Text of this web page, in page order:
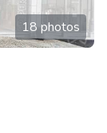
18 photos